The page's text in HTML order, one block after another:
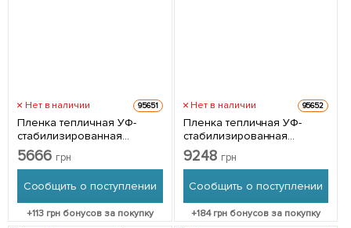
Нет в наличии 95651
Пленка тепличная УФ-
стабилизированная
(24мес), 150мкм, рукав
1500мм, 50м TM "Украина"
5666 грн
Сообщить о поступлении
+113 грн бонусов за покупку
Нет в наличии 95652
Пленка тепличная УФ-
стабилизированная
(24мес), 120мкм, рукав
3000мм, 50м TM "Украина"
9248 грн
Сообщить о поступлении
+184грн бонусов за покупку